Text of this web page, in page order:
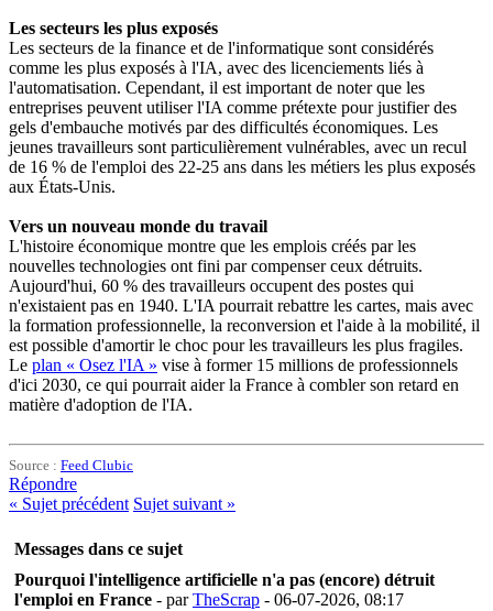
Les secteurs les plus exposés
Les secteurs de la finance et de l'informatique sont considérés
comme les plus exposés à l'IA, avec des licenciements liés à
l'automatisation. Cependant, il est important de noter que les
entreprises peuvent utiliser l'IA comme prétexte pour justifier des
gels d'embauche motivés par des difficultés économiques. Les
jeunes travailleurs sont particulièrement vulnérables, avec un recul
de 16 % de l'emploi des 22-25 ans dans les métiers les plus exposés
aux États-Unis.
Vers un nouveau monde du travail
L'histoire économique montre que les emplois créés par les
nouvelles technologies ont fini par compenser ceux détruits.
Aujourd'hui, 60 % des travailleurs occupent des postes qui
n'existaient pas en 1940. L'IA pourrait rebattre les cartes, mais avec
la formation professionnelle, la reconversion et l'aide à la mobilité, il
est possible d'amortir le choc pour les travailleurs les plus fragiles.
Le plan « Osez l'IA » vise à former 15 millions de professionnels
d'ici 2030, ce qui pourrait aider la France à combler son retard en
matière d'adoption de l'IA.
Source : Feed Clubic
Répondre
« Sujet précédent Sujet suivant »
Messages dans ce sujet
Pourquoi l'intelligence artificielle n'a pas (encore) détruit
l'emploi en France - parTheScrap - 06-07-2026, 08:17